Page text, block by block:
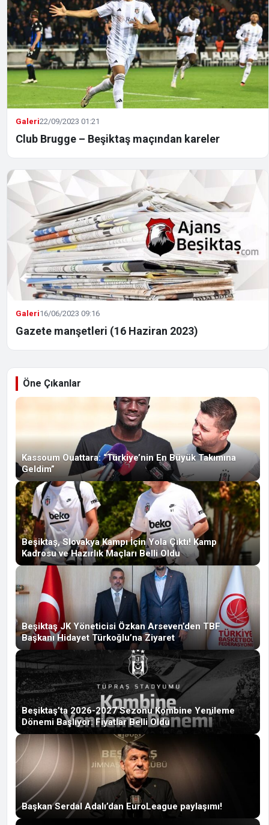
Galeri22/09/2023 01:21
Club Brugge – Beşiktaş maçından kareler
Galeri16/06/2023 09:16
Gazete manşetleri (16 Haziran 2023)
Öne Çıkanlar
Kassoum Ouattara: “Türkiye’nin En Büyük Takımına
Geldim”
Beşiktaş, Slovakya Kampı İçin Yola Çıktı! Kamp
Kadrosu ve Hazırlık Maçları Belli Oldu
Beşiktaş JK Yöneticisi Özkan Arseven’den TBF
Başkanı Hidayet Türkoğlu’na Ziyaret
Beşiktaş’ta 2026-2027 Sezonu Kombine Yenileme
Dönemi Başlıyor: Fiyatlar Belli Oldu
Başkan Serdal Adalı’dan EuroLeague paylaşımı!